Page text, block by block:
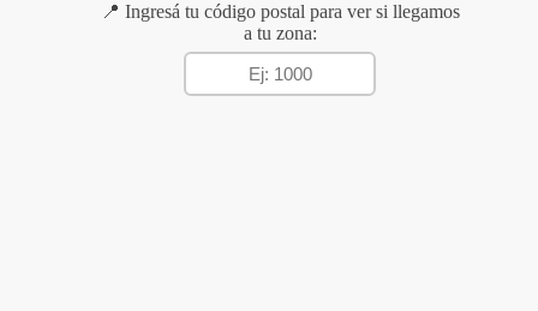
📍 Ingresá tu código postal para ver si llegamos
a tu zona: